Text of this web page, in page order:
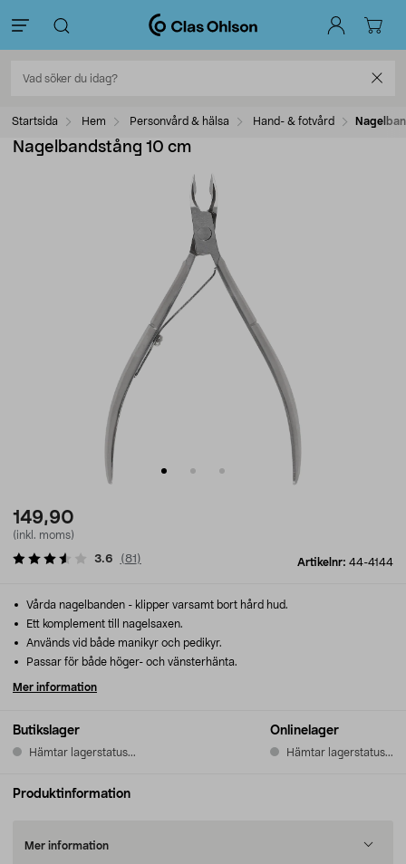
Startsida Hem Personvård & hälsa Hand- & fotvård
Nagelbandstång 10 cm
149,90
(inkl. moms)
Artikelnr: 44-4144
3.6 (81 )
Butikslager
Hämtar lagerstatus...
Onlinelager
Hämtar lagerstatus...
Vårda nagelbanden - klipper varsamt bort hård hud.
Ett komplement till nagelsaxen.
Används vid både manikyr och pedikyr.
Passar för både höger- och vänsterhänta.
Mer information
Produktinformation
Mer information